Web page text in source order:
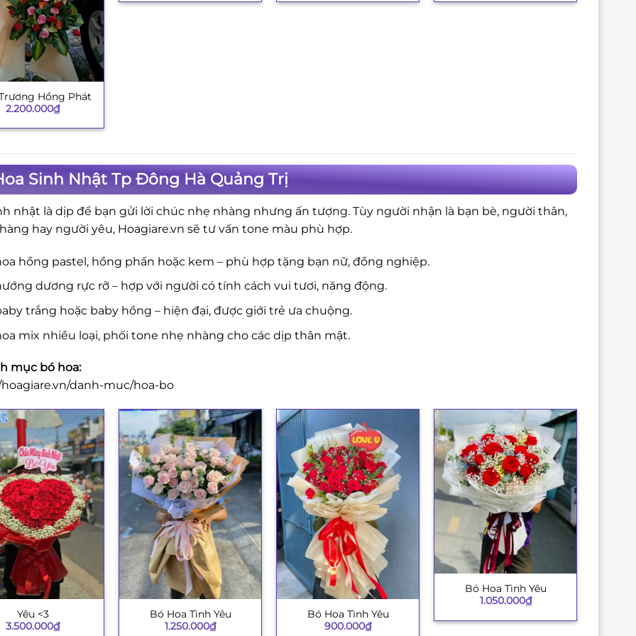
Hồng Phát
2.200.000₫
Sinh Nhật Tp Đông Hà Quảng Trị
nhật là dịp để bạn gửi lời chúc nhẹ nhàng nhưng ấn tượng. Tùy người nhận là bạn bè, người thân,
hay người yêu, Hoagiare.vn sẽ tư vấn tone màu phù hợp.
hồng pastel, hồng phấn hoặc kem – phù hợp tặng bạn nữ, đồng nghiệp.
dương rực rỡ – hợp với người có tính cách vui tươi, năng động.
trắng hoặc baby hồng – hiện đại, được giới trẻ ưa chuộng.
mix nhiều loại, phối tone nhẹ nhàng cho các dịp thân mật.
mục bó hoa:
danh-muc/hoa-bo
Yêu <3
3.500.000₫
Bó Hoa Tình Yêu
1.250.000₫
Bó Hoa Tình Yêu
900.000₫
Bó Hoa Tình Yêu
1.050.000₫